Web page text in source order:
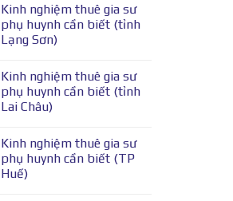
Kinh nghiệm thuê gia sư
phụ huynh cần biết (tỉnh
Lạng Sơn)
Kinh nghiệm thuê gia sư
phụ huynh cần biết (tỉnh
Lai Châu)
Kinh nghiệm thuê gia sư
phụ huynh cần biết (TP
Huế)